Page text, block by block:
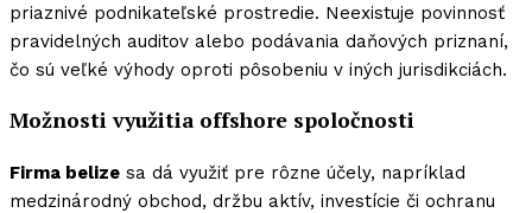
priaznivé podnikateľské prostredie. Neexistuje povinnosť
pravidelných auditov alebo podávania daňových priznaní,
čo sú veľké výhody oproti pôsobeniu v iných jurisdikciách.
Možnosti využitia offshore spoločnosti
Firma belize sa dá využiť pre rôzne účely, napríklad
medzinárodný obchod, držbu aktív, investície či ochranu